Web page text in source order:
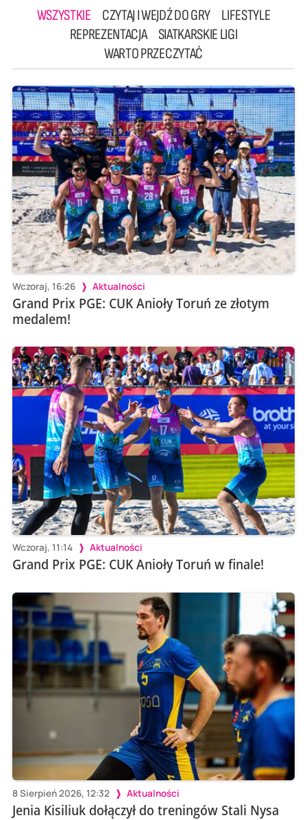
WSZYSTKIE CZYTAJ I WEJDŹ DO GRY
LIFESTYLE
REPREZENTACJA
SIATKARSKIE LIGI
WARTO PRZECZYTAĆ
Wczoraj, 16:26 Aktualności
Grand Prix PGE: CUK Anioły Toruń ze złotym
medalem!
Wczoraj, 11:14 Aktualności
Grand Prix PGE: CUK Anioły Toruń w finale!
8 Sierpień 2026, 12:32 Aktualności
Jenia Kisiliuk dołączył do treningów Stali Nysa